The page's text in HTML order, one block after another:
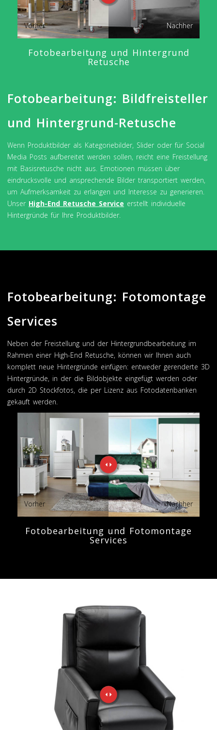
Nachher
Vorher
Fotobearbeitung und Hintergrund
Retusche
Fotobearbeitung: Bildfreisteller
und Hintergrund-Retusche
Wenn Produktbilder als Kategoriebilder, Slider oder für Social
Media Posts aufbereitet werden sollen, reicht eine Freistellung
mit Basisretusche nicht aus. Emotionen müssen über
eindrucksvolle und ansprechende Bilder transportiert werden,
um Aufmerksamkeit zu erlangen und Interesse zu generieren.
Unser High-End Retusche Service erstellt individuelle
Hintergründe für Ihre Produktbilder.
Fotobearbeitung: Fotomontage
Services
Neben der Freistellung und der Hintergrundbearbeitung im
Rahmen einer High-End Retusche, können wir Ihnen auch
komplett neue Hintergründe einfügen: entweder gerenderte 3D
Hintergründe, in der die Bildobjekte eingefügt werden oder
durch 2D Stockfotos, die per Lizenz aus Fotodatenbanken
gekauft werden.
Nachher
Vorher
Fotobearbeitung und Fotomontage
Services